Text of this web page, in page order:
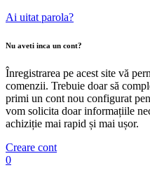
Ai uitat parola?
Nu aveti inca un cont?
Înregistrarea pe acest site vă
comenzii. Trebuie doar să
primi un cont nou configurat
vom solicita doar informațiile
achiziție mai rapid și mai ușor.
Creare cont
0